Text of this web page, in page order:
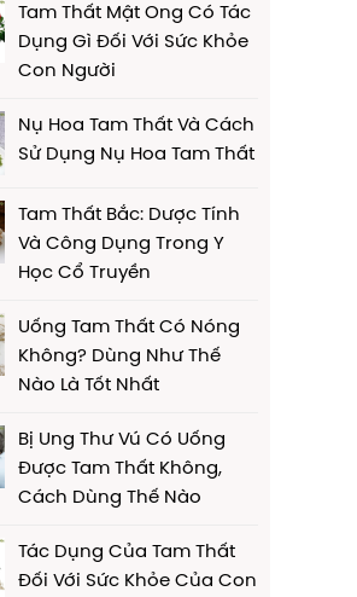
Tam Thất Mật Ong Có Tác
Dụng Gì Đối Với Sức Khỏe
Con Người
Nụ Hoa Tam Thất Và Cách
Sử Dụng Nụ Hoa Tam Thất
Tam Thất Bắc: Dược Tính
Và Công Dụng Trong Y
Học Cổ Truyền
Uống Tam Thất Có Nóng
Không? Dùng Như Thế
Nào Là Tốt Nhất
Bị Ung Thư Vú Có Uống
Được Tam Thất Không,
Cách Dùng Thế Nào
Tác Dụng Của Tam Thất
Đối Với Sức Khỏe Của Con